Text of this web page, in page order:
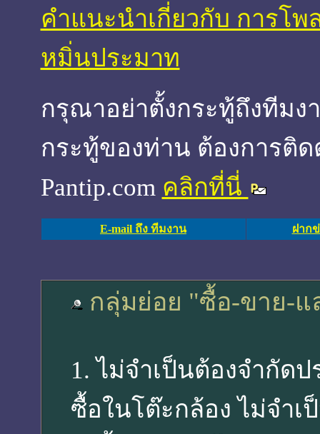
คำแนะนำเกี่ยวกับ การโ
หมิ่นประมาท
กรุณาอย่าตั้งกระทู้ถึงทีมง
กระทู้ของท่าน ต้องการติ
Pantip.com คลิกที่นี่
E-mail ถึง ทีมงาน ฝาก
กลุ่มย่อย "ซื้อ-ขาย-แ
1. ไม่จำเป็นต้องจำกัด
ซื้อในโต๊ะกล้อง ไม่จำเ